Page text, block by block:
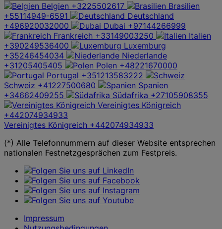
Belgien +3225502617
Brasilien
+55114949-6591
Deutschland
+496920032000
Dubai +97144266999
Frankreich +33149003250
Italien
+390249536400
Luxemburg
+35246454034
Niederlande
+31205405405
Polen +48221670000
Portugal +351213583222
Schweiz +41227500680
Spanien
+34662409255
Südafrika +27105908355
Vereinigtes Königreich
+442074934933
Vereinigtes Königreich +442074934933
(*) Alle Telefonnummern auf dieser Website entsprechen
nationalen Festnetzgesprächen zum Festpreis.
Impressum